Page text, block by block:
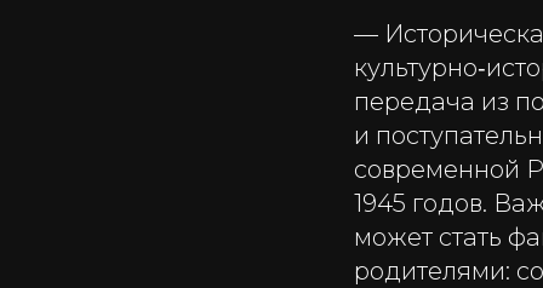
—
передача из
и
современной
1945 годов.
может стать
родителями: